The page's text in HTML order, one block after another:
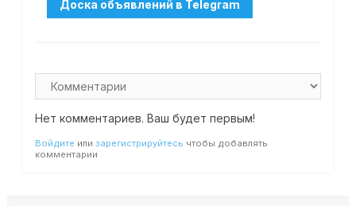
Нет комментариев. Ваш будет первым!
Войдите или зарегистрируйтесь чтобы добавлять
комментарии